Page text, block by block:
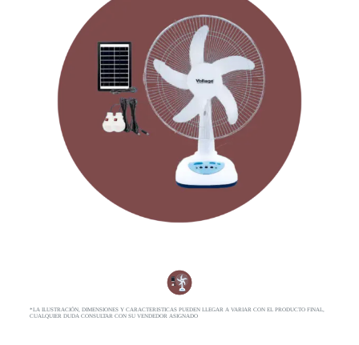
*LA ILUSTRACIÓN, DIMENSIONES Y CARACTERISTICAS PUEDEN LLEGAR A VARIAR CON EL PRODUCTO FINAL,
CUALQUIER DUDA CONSULTAR CON SU VENDEDOR ASIGNADO